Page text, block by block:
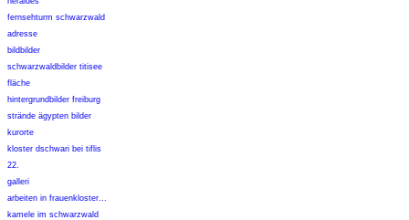
fernsehturm schwarzwald
adresse
bildbilder
schwarzwaldbilder titisee
fläche
hintergrundbilder freiburg
strände ägypten bilder
kurorte
kloster dschwari bei tiflis
22.
galleri
arbeiten in frauenkloster...
kamele im schwarzwald